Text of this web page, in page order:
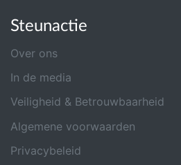
Steunactie
Over ons
In de media
Veiligheid & Betrouwbaarheid
Algemene voorwaarden
Privacybeleid